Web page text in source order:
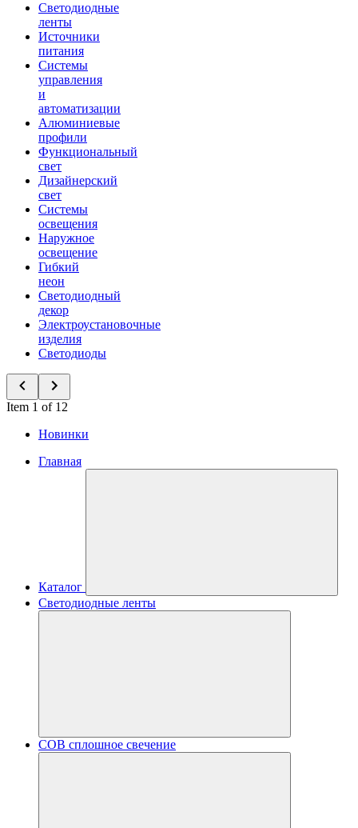
Светодиодные
ленты
Источники
питания
Системы
управления
и
автоматизации
Алюминиевые
профили
Функциональный
свет
Дизайнерский
свет
Системы
освещения
Наружное
освещение
Гибкий
неон
Светодиодный
декор
Электроустановочные
изделия
Светодиоды
Item 1 of 12
Новинки
Главная
Каталог
Светодиодные ленты
COB сплошное свечение